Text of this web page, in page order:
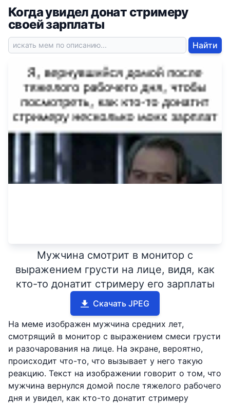
Когда увидел донат стримеру
своей зарплаты
Найти
Мужчина смотрит в монитор с
выражением грусти на лице, видя, как
кто-то донатит стримеру его зарплаты
Скачать JPEG
На меме изображен мужчина средних лет,
смотрящий в монитор с выражением смеси грусти
и разочарования на лице. На экране, вероятно,
происходит что-то, что вызывает у него такую
реакцию. Текст на изображении говорит о том, что
мужчина вернулся домой после тяжелого рабочего
дня и увидел, как кто-то донатит стримеру